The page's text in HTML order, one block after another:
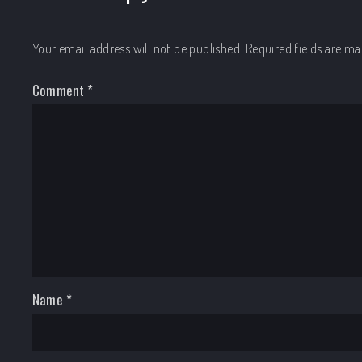
Your email address will not be published. Required fields are
Comment *
Name *